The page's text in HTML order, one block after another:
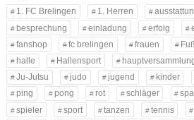
1. FC Brelingen 1. Herren
besprechung
einladung erfolg
fanshop
fc brelingen frauen
halle
Hallensport
Ju-Jutsu
judo jugend kinder
ping
pong rot schläger
spieler
sport tanzen tennis